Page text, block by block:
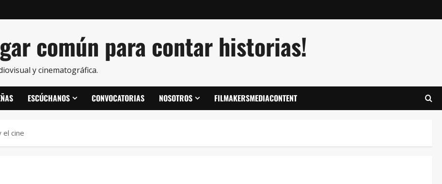
común para contar historias!
y cinematográfica.
ESCÚCHANOS CONVOCATORIAS NOSOTROS FILMAKERSMEDIACONTENT
el cine